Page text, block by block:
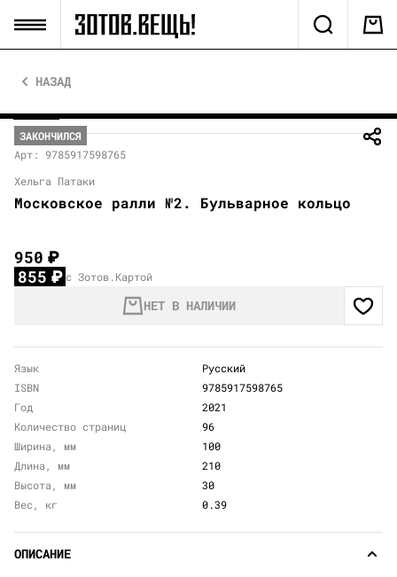
НАЗАД
ЗАКОНЧИЛСЯ
Арт: 9785917598765
Хельга Патаки
Московское ралли №2. Бульварное кольцо
950₽
855₽ с Зотов.Картой
НЕТ В НАЛИЧИИ
Язык
Русский
ISBN
9785917598765
Год
2021
Количество страниц
96
Ширина, мм
100
Длина, мм
210
Высота, мм
30
Вес, кг
0.39
ОПИСАНИЕ